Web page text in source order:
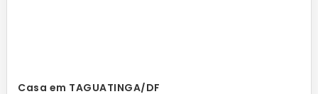
Casa em TAGUATINGA/DF